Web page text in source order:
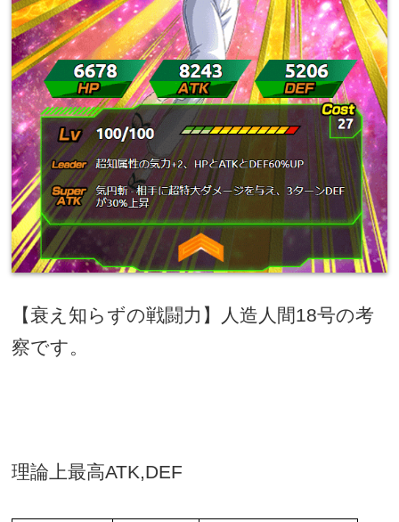
【衰え知らずの戦闘力】人造人間18号の考
察です。
理論上最高ATK,DEF